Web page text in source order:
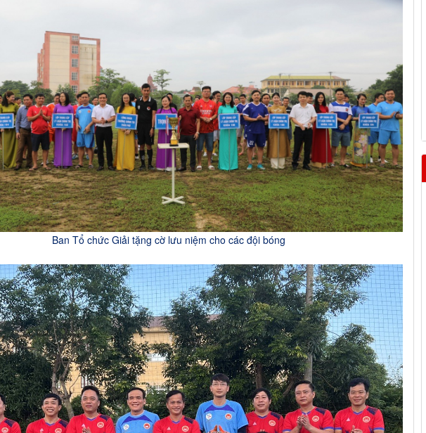
Ban Tổ chức Giải tặng cờ lưu niệm cho các đội bóng